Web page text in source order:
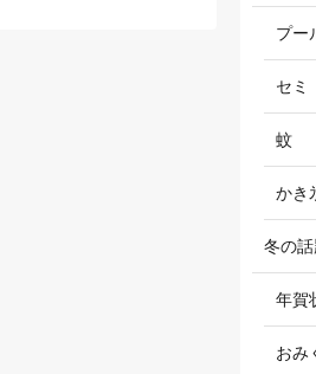
プー
セミ
蚊
かき
冬の話
年賀
おみ